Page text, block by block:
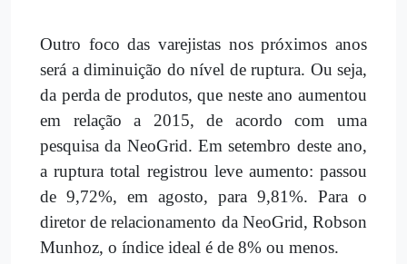
Outro foco das varejistas nos próximos anos
será a diminuição do nível de ruptura. Ou seja,
da perda de produtos, que neste ano aumentou
em relação a 2015, de acordo com uma
pesquisa da NeoGrid. Em setembro deste ano,
a ruptura total registrou leve aumento: passou
de 9,72%, em agosto, para 9,81%. Para o
diretor de relacionamento da NeoGrid, Robson
Munhoz, o índice ideal é de 8% ou menos.